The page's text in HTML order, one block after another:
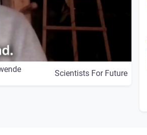
Scientists For Future